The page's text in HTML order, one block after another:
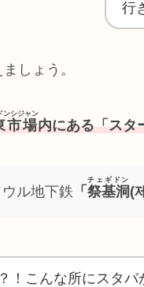
行
しょう。
市場
ンシジャン
内にある「スタ
ル地下鉄 「 祭基洞
チェギドン
(
！こんな所にスタ